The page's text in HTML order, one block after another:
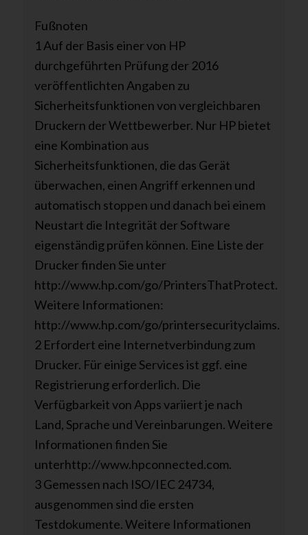
Fußnoten
1 Auf der Basis einer von HP
durchgeführten Prüfung der 2016
veröffentlichten Angaben zu
Sicherheitsfunktionen von vergleichbaren
Druckern der Wettbewerber. Nur HP bietet
eine Kombination aus
Sicherheitsfunktionen, die das Gerät
überwachen, einen Angriff erkennen und
automatisch stoppen und danach bei einem
Neustart die Integrität der Software
eigenständig prüfen können. Eine Liste der
Drucker finden Sie unter
http://www.hp.com/go/PrintersThatProtect.
Weitere Informationen:
http://www.hp.com/go/printersecurityclaims.
2 Erfordert eine Internetverbindung zum
Drucker. Für einige Services ist ggf. eine
Registrierung erforderlich. Die
Verfügbarkeit von Apps variiert je nach
Land, Sprache und Vereinbarungen. Weitere
Informationen finden Sie
unterhttp://www.hpconnected.com.
3 Gemessen nach ISO/IEC 24734,
ausgenommen sind die ersten
Testdokumente. Weitere Informationen